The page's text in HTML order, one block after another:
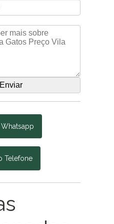
Telefone